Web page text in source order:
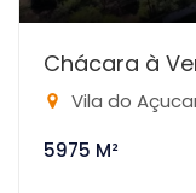
Chácara à
Vila do
5975 M²